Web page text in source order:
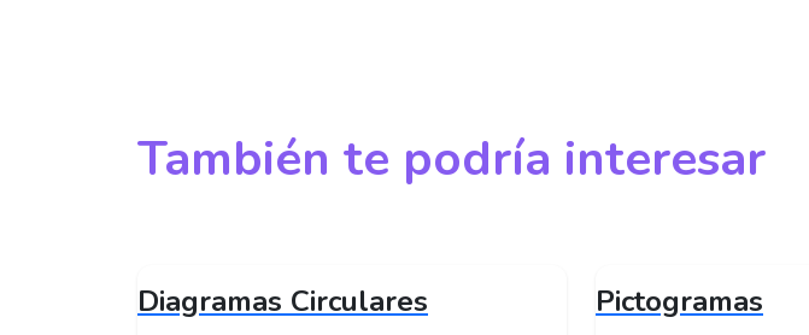
También te podría interesar
Diagramas Circulares Pictogramas